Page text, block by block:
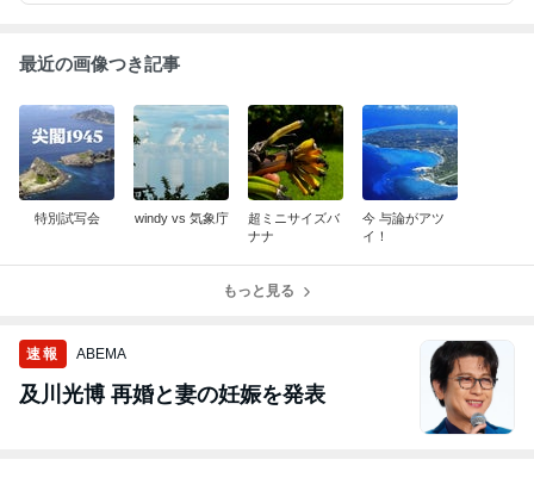
最近の画像つき記事
特別試写会 windy vs 気象庁
超ミニサイズバ
ナナ
今 与論がアツ
イ！
もっと見る
速報 ABEMA
及川光博 再婚と妻の妊娠を発表